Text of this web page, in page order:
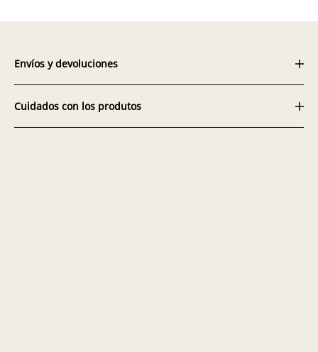
Envíos y devoluciones
Cuidados con los produtos